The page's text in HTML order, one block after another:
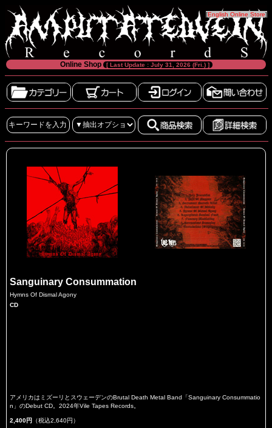
[English Online Store]
Online Shop [ Last Update : July 31, 2026 (Fri.) ]
Sanguinary Consummation
Hymns Of Dismal Agony
CD
アメリカはミズーリとスウェーデンのBrutal Death Metal Band「Sanguinary Consummatio
n」のDebut CD。2024年Vile Tapes Records。
2,400円 （税込2,640円）